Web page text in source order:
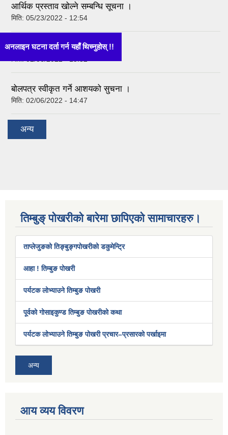
आर्थिक प्रस्ताव खोल्ने सम्बन्धि सूचना ।
मिति: 05/23/2022 - 12:54
बोलपत्र आव्हान सम्बन्धि सूचना ।
मिति:02/06/2022 - 15:32
बोलपत्र स्वीकृत गर्ने आशयको सुचना ।
मिति: 02/06/2022 - 14:47
अन्य
तिम्बुङ् पोखरीको बारेमा छापिएको सामाचारहरु।
ताप्लेजुङको तिङ्बुङ्गपोखरीको डकुमेन्ट्रि
आहा ! तिम्बुङ पोखरी
पर्यटक लोभ्याउने तिम्बुङ पोखरी
पूर्वको गोसाइकुण्ड तिम्बुङ पोखरीको कथा
पर्यटक लोभ्याउने तिम्बुङ पोखरी प्रचार–प्रसारको पर्खाइमा
अन्य
आय व्यय विवरण
अनलाइन घटना दर्ता गर्न यहाँ थिच्नुहोस् !!